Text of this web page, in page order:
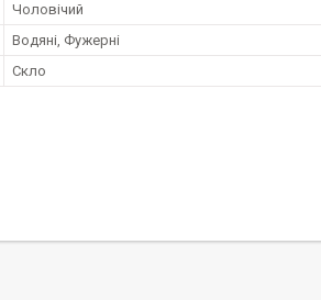
Чоловічий
Водяні, Фужерні
Скло